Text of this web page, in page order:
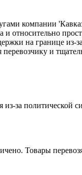
компании
и относительно
на границе из-
и
за политической
Товары